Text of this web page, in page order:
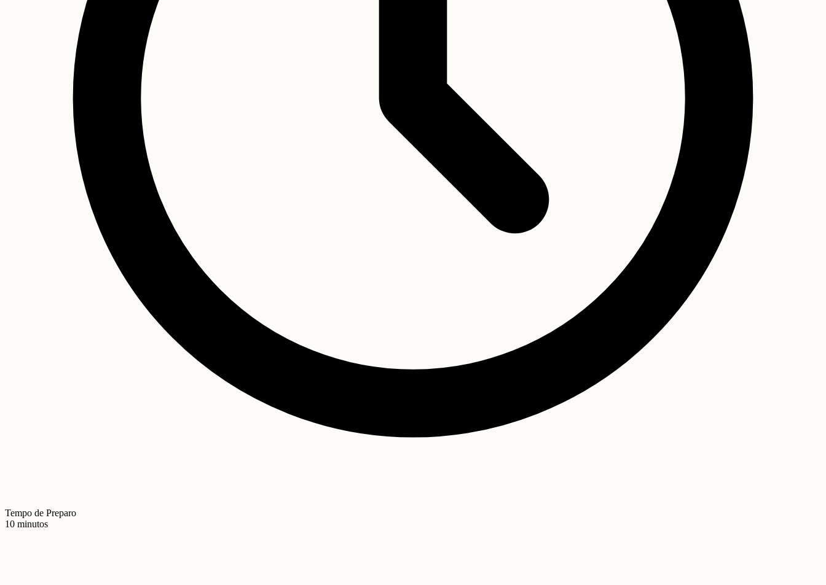
Tempo de Preparo
10 minutos